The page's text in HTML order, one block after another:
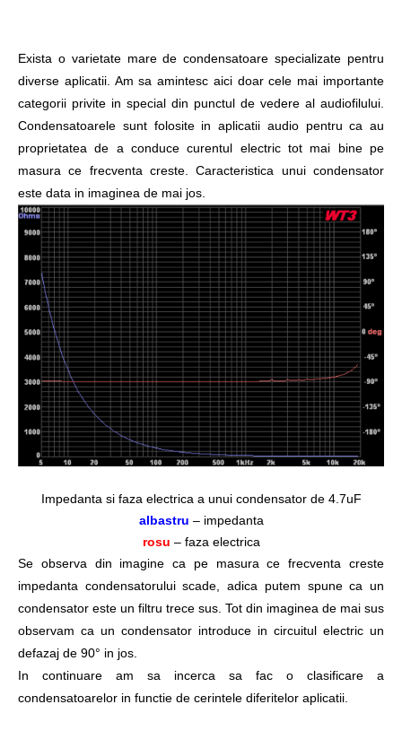
Exista o varietate mare de condensatoare specializate pentru
diverse aplicatii. Am sa amintesc aici doar cele mai importante
categorii privite in special din punctul de vedere al audiofilului.
Condensatoarele sunt folosite in aplicatii audio pentru ca au
proprietatea de a conduce curentul electric tot mai bine pe
masura ce frecventa creste. Caracteristica unui condensator
este data in imaginea de mai jos.
Impedanta si faza electrica a unui condensator de 4.7uF
albastru – impedanta
rosu – faza electrica
Se observa din imagine ca pe masura ce frecventa creste
impedanta condensatorului scade, adica putem spune ca un
condensator este un filtru trece sus. Tot din imaginea de mai sus
observam ca un condensator introduce in circuitul electric un
defazaj de 90° in jos.
In continuare am sa incerca sa fac o clasificare a
condensatoarelor in functie de cerintele diferitelor aplicatii.